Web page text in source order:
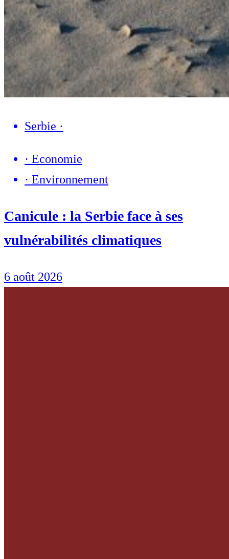
Serbie ·
· Economie
· Environnement
Canicule : la Serbie face à ses
vulnérabilités climatiques
6 août 2026